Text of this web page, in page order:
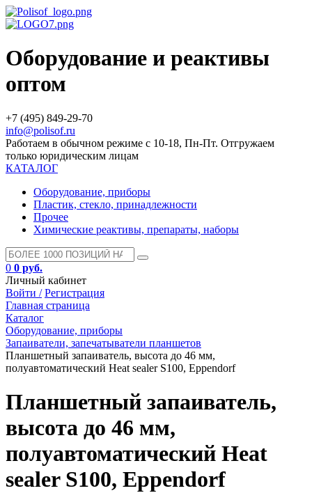
Оборудование и реактивы
оптом
+7 (495) 849-29-70
info@polisof.ru
Работаем в обычном режиме с 10-18, Пн-Пт. Отгружаем
только юридическим лицам
КАТАЛОГ
Оборудование, приборы
Пластик, стекло, принадлежности
Прочее
Химические реактивы, препараты, наборы
0 0 руб.
Личный кабинет
Войти / Регистрация
Главная страница
Каталог
Оборудование, приборы
Запаиватели, запечатыватели планшетов
Планшетный запаиватель, высота до 46 мм,
полуавтоматический Heat sealer S100, Eppendorf
Планшетный запаиватель,
высота до 46 мм,
полуавтоматический Heat
sealer S100, Eppendorf